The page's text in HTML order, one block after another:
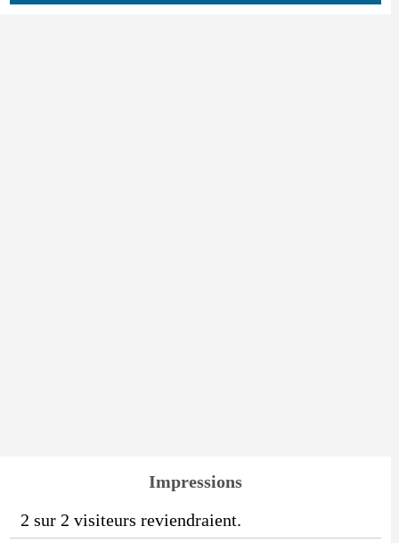
Impressions
2 sur 2 visiteurs reviendraient.